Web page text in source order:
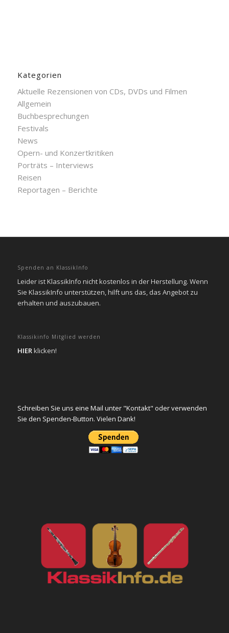
Kategorien
Aktuelle Rezensionen von CDs, DVDs und Filmen
Allgemein
Buchbesprechungen
Festivals
News
Opern- und Konzertkritiken
Porträts – Interviews
Reisen
Reportagen – Berichte
Spenden an KlassikInfo
Leider ist KlassikInfo nicht kostenlos in der Herstellung. Wenn
Sie KlassikInfo unterstützen, hilft uns das, das Angebot zu
erhalten und auszubauen.
Klassikinfo Mitglied werden
HIERklicken!
Schreiben Sie uns eine Mail unter "Kontakt" oder verwenden
Sie den Spenden-Button. Vielen Dank!